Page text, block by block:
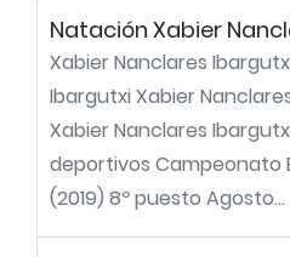
Natación Xabier
Xabier Nanclares
Ibargutxi Xabier
Xabier Nanclares
deportivos Campeonato
(2019) 8º puesto Agosto...